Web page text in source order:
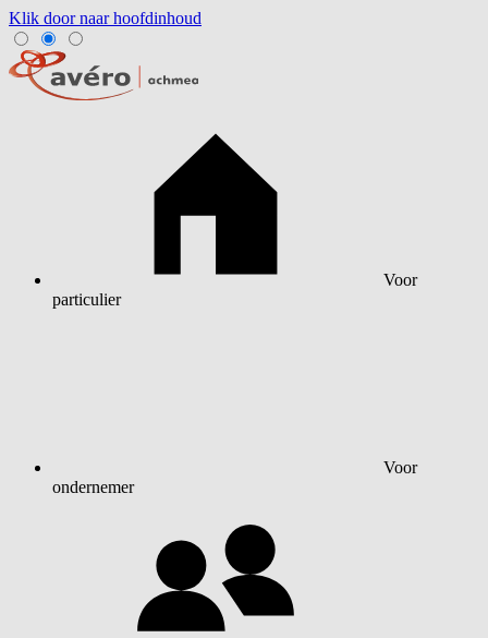
Klik door naar hoofdinhoud
Voor
particulier
Voor
ondernemer